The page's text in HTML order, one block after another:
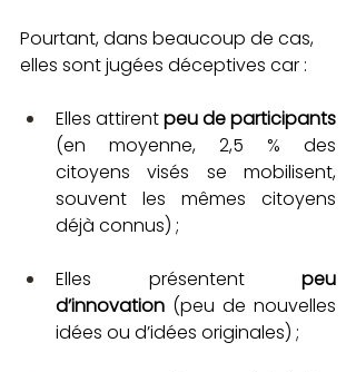
Pourtant, dans beaucoup de cas,
elles sont jugées déceptives car :
Elles attirent peu de participants
(en moyenne, 2,5 % des
citoyens visés se mobilisent,
souvent les mêmes citoyens
déjà connus) ;
Elles présentent peu
d’innovation (peu de nouvelles
idées ou d’idées originales) ;